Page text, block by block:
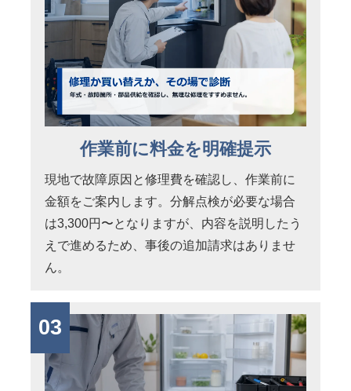
作業前に料金を明確提示
現地で故障原因と修理費を確認し、作業前に
金額をご案内します。分解点検が必要な場合
は3,300円〜となりますが、内容を説明したう
えで進めるため、事後の追加請求はありませ
ん。
03